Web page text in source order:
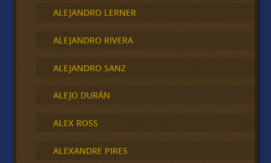
ALEJANDRO LERNER
ALEJANDRO RIVERA
ALEJANDRO SANZ
ALEJO DURÁN
ALEX ROSS
ALEXANDRE PIRES